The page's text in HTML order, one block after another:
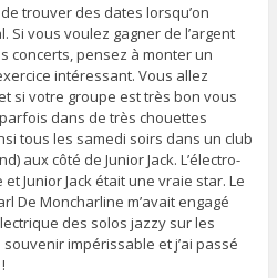
trouver des dates lorsqu’on
vous voulez gagner de l’argent
concerts, pensez à monter un
intéressant. Vous allez
si votre groupe est très bon vous
dans de très chouettes
tous les samedi soirs dans un club
aux côté de Junior Jack. L’électro-
Junior Jack était une vraie star. Le
De Moncharline m’avait engagé
des solos jazzy sur les
souvenir impérissable et j’ai passé